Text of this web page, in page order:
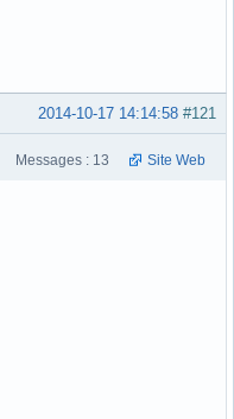
#121
2014-10-17 14:14:58
Messages : 13 Site Web